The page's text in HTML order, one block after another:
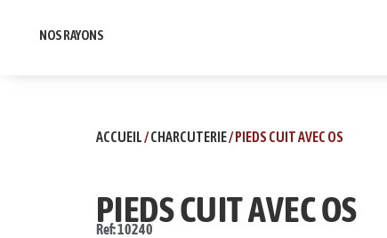
NOS RAYONS
ACCUEIL/CHARCUTERIE/ PIEDS CUIT AVEC OS
PIEDS CUIT AVEC OS
Ref: 10240